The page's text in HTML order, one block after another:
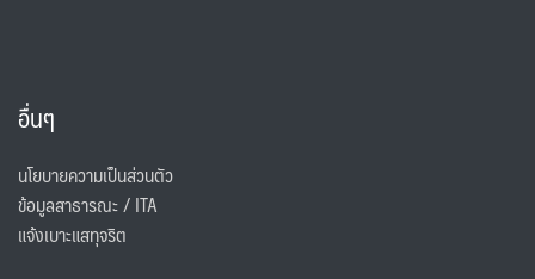
อื่นๆ
นโยบายความเป็นส่วนตัว
ข้อมูลสาธารณะ / ITA
แจ้งเบาะแสทุจริต